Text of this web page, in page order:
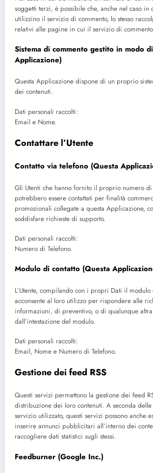
soggetti terzi, è possibile che, anche nel caso in
utilizzino il servizio di commento, lo stesso
relativi alle pagine in cui il servizio di
Sistema di commento gestito in modo
Applicazione)
Questa Applicazione dispone di un proprio
dei contenuti.
Dati personali raccolti:
Email e Nome.
Contattare l’Utente
Contatto via telefono (Questa
Gli Utenti che hanno fornito il proprio numero
potrebbero essere contattati per finalità
promozionali collegate a questa Applicazione,
soddisfare richieste di supporto.
Dati personali raccolti:
Numero di Telefono.
Modulo di contatto (Questa
L’Utente, compilando con i propri Dati il modulo
acconsente al loro utilizzo per rispondere alle
informazioni, di preventivo, o di qualunque
dall’intestazione del modulo.
Dati personali raccolti:
Email, Nome e Numero di Telefono.
Gestione dei feed RSS
Questi servizi permettono la gestione dei feed
distribuzione dei loro contenuti. A seconda
servizio utilizzato, questi servizi possono anche
inserire annunci pubblicitari all’interno dei
raccogliere dati statistici sugli stessi.
Feedburner (Google Inc.)